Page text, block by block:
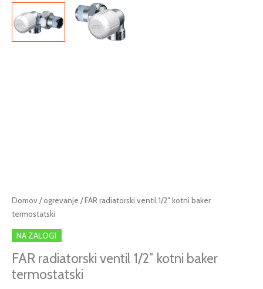
Domov/ogrevanje / FAR radiatorski ventil 1/2″ kotni baker
termostatski
NA ZALOGI
FAR radiatorski ventil 1/2″ kotni baker
termostatski
FAR
radiatorski
ventil
1/2"
kotni
termostatski